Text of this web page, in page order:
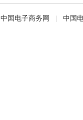
中国电子商务网 中国